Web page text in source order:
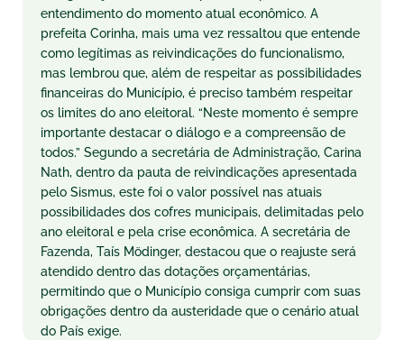
entendimento do momento atual econômico. A
prefeita Corinha, mais uma vez ressaltou que entende
como legítimas as reivindicações do funcionalismo,
mas lembrou que, além de respeitar as possibilidades
financeiras do Município, é preciso também respeitar
os limites do ano eleitoral. “Neste momento é sempre
importante destacar o diálogo e a compreensão de
todos.” Segundo a secretária de Administração, Carina
Nath, dentro da pauta de reivindicações apresentada
pelo Sismus, este foi o valor possível nas atuais
possibilidades dos cofres municipais, delimitadas pelo
ano eleitoral e pela crise econômica. A secretária de
Fazenda, Taís Mödinger, destacou que o reajuste será
atendido dentro das dotações orçamentárias,
permitindo que o Município consiga cumprir com suas
obrigações dentro da austeridade que o cenário atual
do País exige.